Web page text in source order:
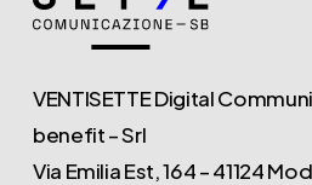
VENTISETTE Digital
benefit – Srl
Via Emilia Est, 164 – 41124